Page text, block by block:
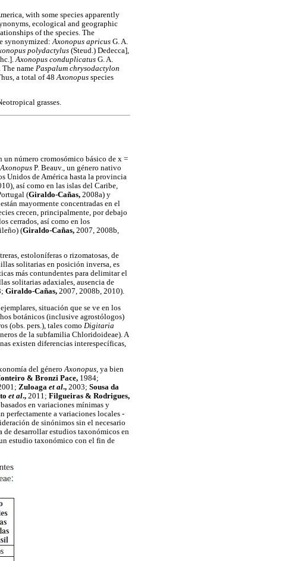
with some species apparently
ecological and geographic
of the species. The
synonymized:Axonopus apricus G. A.
polydactylus (Steud.) Dedecca],
Axonopus conduplicatus G. A.
The name Paspalum chrysodactylon
a total of 48Axonopus species
grasses.
un número cromosómico básico de x =
Axonopus P. Beauv., un género nativo
Unidos de América hasta la provincia
así como en las islas del Caribe,
(Giraldo-Cañas, 2008a) y
mayormente concentradas en el
crecen, principalmente, por debajo
cerrados, así como en los
(Giraldo-Cañas, 2007, 2008b,
estoloníferas o rizomatosas, de
solitarias en posición inversa, es
más contundentes para delimitar el
solitarias adaxiales, ausencia de
Giraldo-Cañas, 2007, 2008b, 2010).
situación que se ve en los
botánicos (inclusive agrostólogos)
(obs. pers.), tales como Digitaria
de la subfamilia Chloridoideae). A
existen diferencias interespecíficas,
del género Axonopus , ya bien
& Bronzi Pace, 1984;
Zuloaga et al., 2003; Sousa da
et al., 2011; Filgueiras & Rodrigues,
en variaciones mínimas y
perfectamente a variaciones locales -
de sinónimos sin el necesario
desarrollar estudios taxonómicos en
estudio taxonómico con el fin de